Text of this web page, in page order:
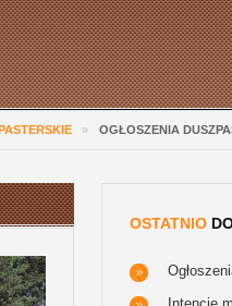
» OGŁOSZENIA
OSTATNIO